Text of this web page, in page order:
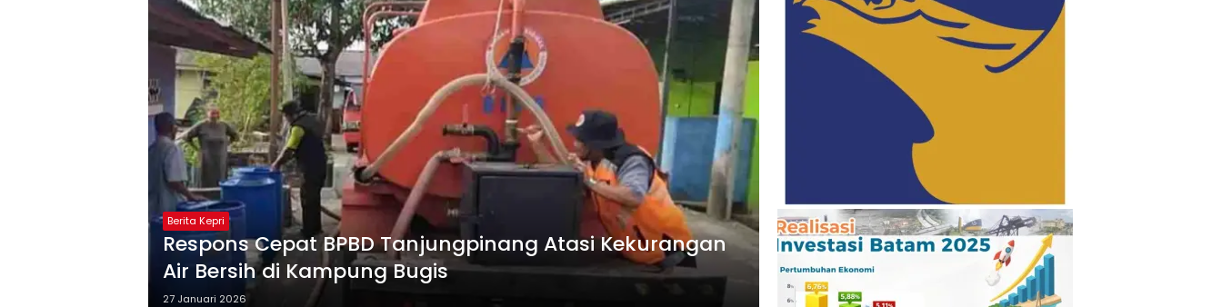
Berita Kepri
Respons Cepat BPBD Tanjungpinang Atasi Kekurangan
Air Bersih di Kampung Bugis
27 Januari 2026